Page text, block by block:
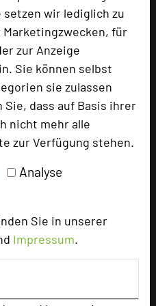
wir lediglich zu
für
zur Anzeige
Sie können selbst
sie zulassen
dass auf Basis ihrer
nicht mehr alle
zur Verfügung stehen.
Analyse
Sie in unserer
Impressum.
tagen-feiern/